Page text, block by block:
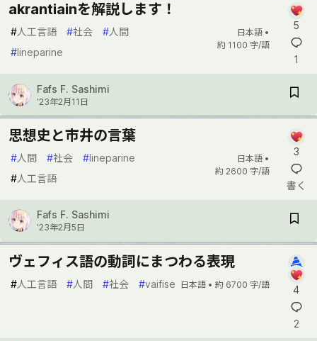
akrantiainを解説します！
#人工言語 #社会 #人間
#lineparine
日本語 •
約 1100 字/語
5
1
Fafs F. Sashimi
’23年2月11日
思想史と市井の言葉
#人間 #社会 #lineparine
#人工言語
日本語 •
約 2600 字/語
3
書く
Fafs F. Sashimi
’23年2月5日
ヴェフィス語の動詞にまつわる表現
#人工言語 #人間 #社会 #vaifise 日本語 • 約 6700 字/語 4
2